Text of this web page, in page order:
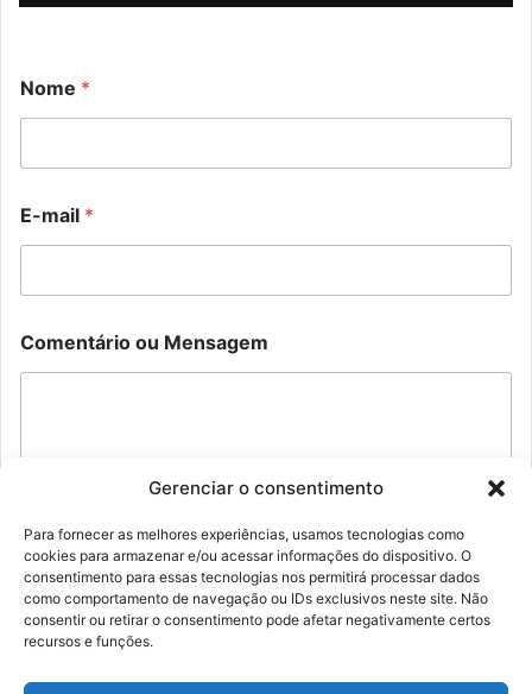
Gerenciar o consentimento
Para fornecer as melhores experiências, usamos tecnologias como
cookies para armazenar e/ou acessar informações do dispositivo. O
consentimento para essas tecnologias nos permitirá processar dados
como comportamento de navegação ou IDs exclusivos neste site. Não
consentir ou retirar o consentimento pode afetar negativamente certos
recursos e funções.
-
m
o
u
E
m
i
Nome *
-
m
o
u
N
E-mail *
Comentário ou Mensagem
Enviar